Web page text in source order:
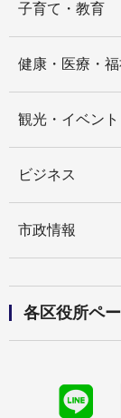
子育て・教育
健康・医療・福
観光・イベント
ビジネス
市政情報
各区役所ペ